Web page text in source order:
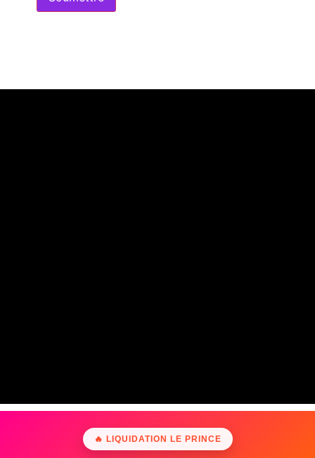
🔥 LIQUIDATION LE PRINCE